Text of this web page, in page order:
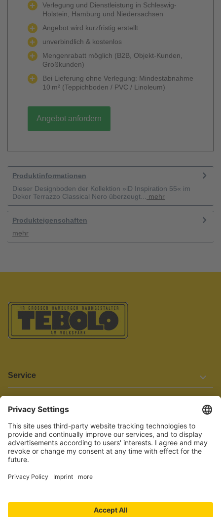
Verlegung und Dienstleistung in Schleswig-
Holstein, Hamburg und Niedersachsen
Angebot wird kurzfristig erstellt
unverbindlich & kostenlos
Mengenrabatt möglich (B2B, Objekt-Kunden,
Großkunden)
Bei Lieferung ohne Verlegung: Mindestabnahme
10 m² (Teppichboden / PVC / Linoleum)
Angebot anfordern
Produktinformationen
Dieser Designboden der Kollektion »iD Inspiration 55« im
Dekor Terrazzo Classical Nero überzeugt...
mehr
Produkteigenschaften
mehr
Service
Informationen
Barrierefreiheit
Wir bemühen uns, unsere Website barrierefrei zu gestalten.
Einige Inhalte und Funktionen sind derzeit jedoch noch nicht
vollständig zugänglich. Wenn Sie auf Barrieren stoßen oder Hilfe
benötigen, kontaktieren Sie uns bitte unter service[at]knutzen.de.
Vertrag widerrufen
© 2026 TEBOLO